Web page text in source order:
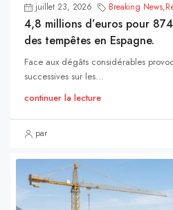
juillet 23, 2026 Breaking News,
4,8 millions d’euros pour
des tempêtes en Espagne.
Face aux dégâts considérables
successives sur les...
continuer la lecture
par